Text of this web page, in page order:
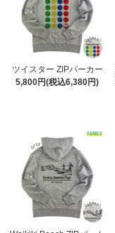
ツイスター ZIPパーカー
5,800円(税込6,380円)